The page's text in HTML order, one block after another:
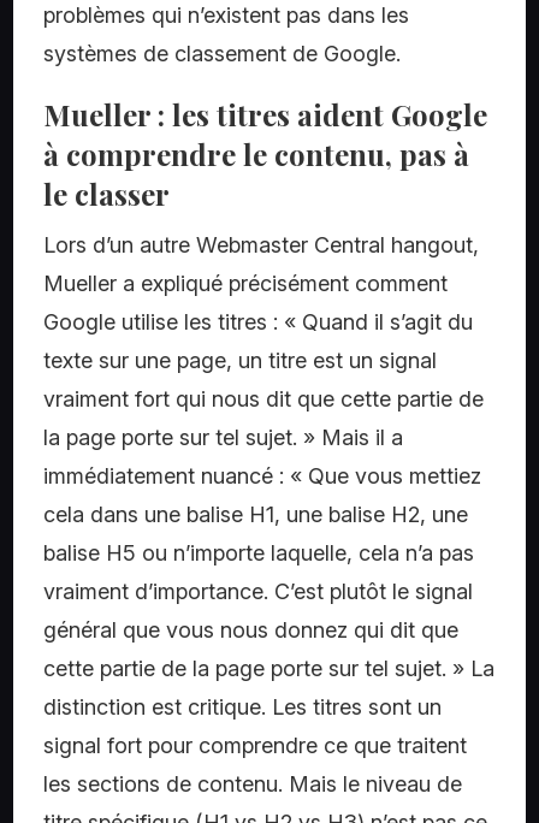
problèmes qui n’existent pas dans les
systèmes de classement de Google.
Mueller : les titres aident Google
à comprendre le contenu, pas à
le classer
Lors d’un autre Webmaster Central hangout,
Mueller a expliqué précisément comment
Google utilise les titres : « Quand il s’agit du
texte sur une page, un titre est un signal
vraiment fort qui nous dit que cette partie de
la page porte sur tel sujet. » Mais il a
immédiatement nuancé : « Que vous mettiez
cela dans une balise H1, une balise H2, une
balise H5 ou n’importe laquelle, cela n’a pas
vraiment d’importance. C’est plutôt le signal
général que vous nous donnez qui dit que
cette partie de la page porte sur tel sujet. » La
distinction est critique. Les titres sont un
signal fort pour comprendre ce que traitent
les sections de contenu. Mais le niveau de